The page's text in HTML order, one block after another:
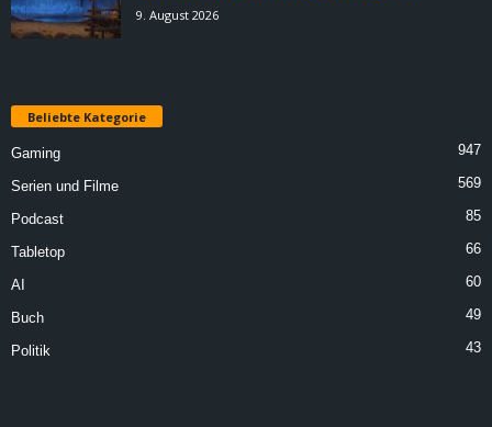
9. August 2026
Beliebte Kategorie
Gaming 947
Serien und Filme 569
Podcast 85
Tabletop 66
AI 60
Buch 49
Politik 43